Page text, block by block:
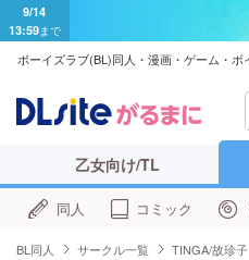
9/14
13:59まで
ボーイズラブ(BL)同人・漫画・ゲーム・ボ
乙女向け/TL
同人 コミック
BL同人 サークル一覧 TINGA/故珍子